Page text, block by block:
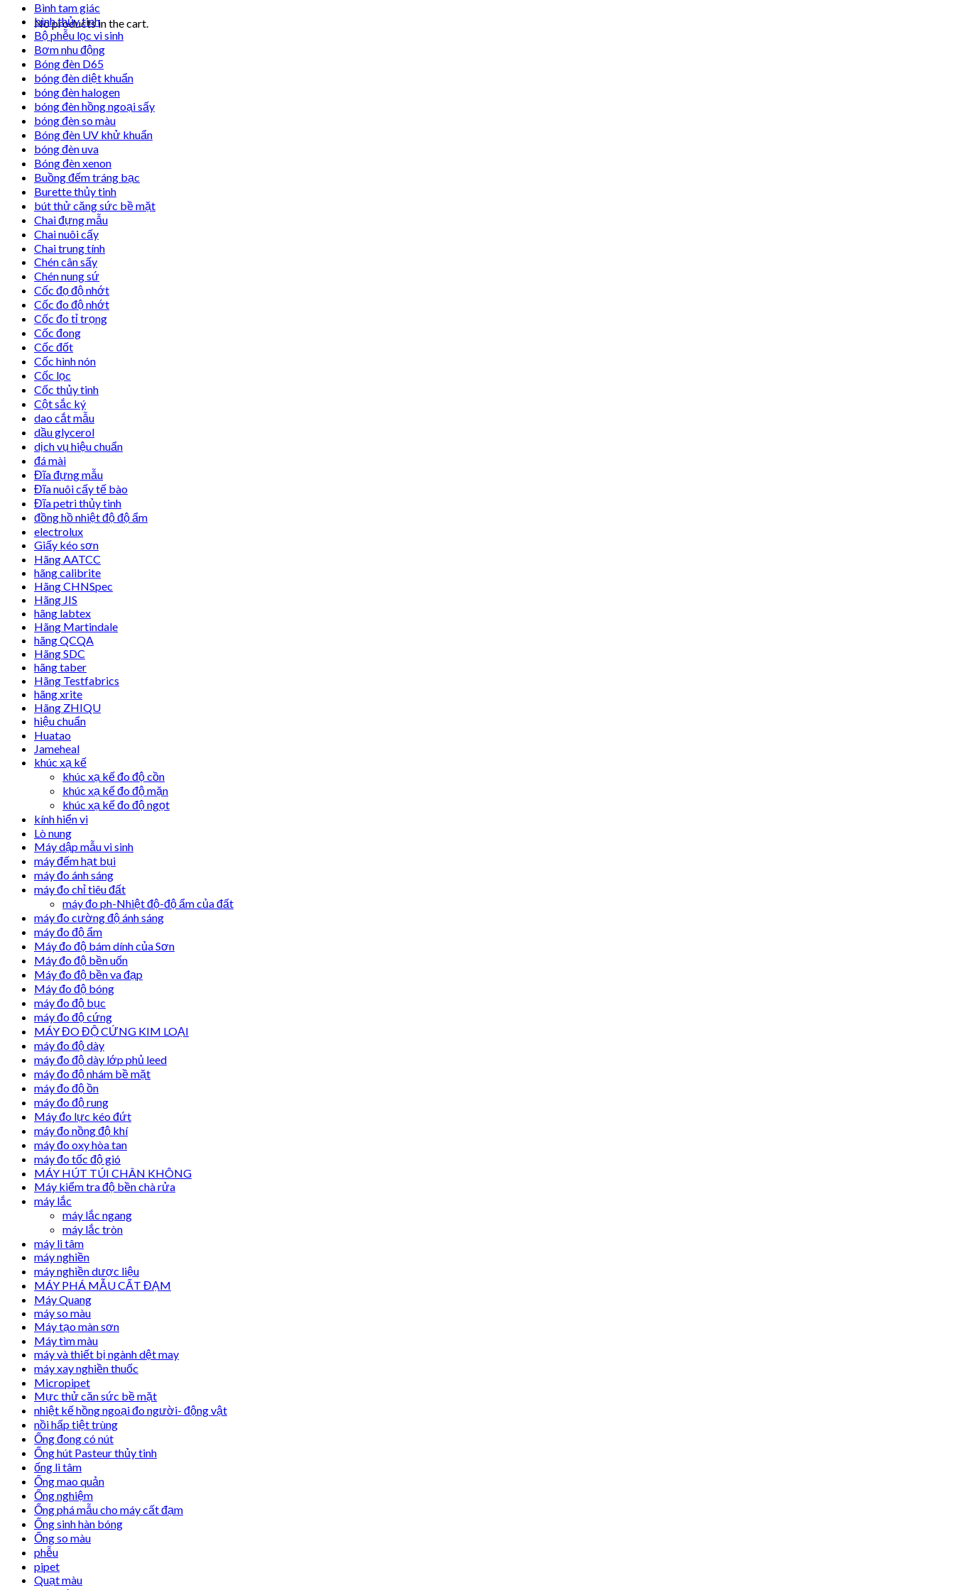
No products in the cart.
Bình tam giác
bình thủy tinh
Bộ phễu lọc vi sinh
Bơm nhu động
Bóng đèn D65
bóng đèn diệt khuẩn
bóng đèn halogen
bóng đèn hồng ngoại sấy
bóng đèn so màu
Bóng đèn UV khử khuẩn
bóng đèn uva
Bóng đèn xenon
Buồng đếm tráng bạc
Burette thủy tinh
bút thử căng sức bề mặt
Chai đựng mẫu
Chai nuôi cấy
Chai trung tính
Chén cân sấy
Chén nung sứ
Cốc đọ độ nhớt
Cốc đo độ nhớt
Cốc đo tỉ trọng
Cốc đong
Cốc đốt
Cốc hình nón
Cốc lọc
Cốc thủy tinh
Cột sắc ký
dao cắt mẫu
dầu glycerol
dịch vụ hiệu chuẩn
đá mài
Đĩa đựng mẫu
Đĩa nuôi cấy tế bào
Đĩa petri thủy tinh
đồng hồ nhiệt độ độ ẩm
electrolux
Giấy kéo sơn
Hãng AATCC
hãng calibrite
Hãng CHNSpec
Hãng JIS
hãng labtex
Hãng Martindale
hãng QCQA
Hãng SDC
hãng taber
Hãng Testfabrics
hãng xrite
Hãng ZHIQU
hiệu chuẩn
Huatao
Jameheal
khúc xạ kế
khúc xạ kế đo độ cồn
khúc xạ kế đo độ mặn
khúc xạ kế đo độ ngọt
kính hiển vi
Lò nung
Máy dập mẫu vi sinh
máy đếm hạt bụi
máy đo ánh sáng
máy đo chỉ tiêu đất
máy đo ph-Nhiệt độ-độ ẩm của đất
máy đo cường độ ánh sáng
máy đo độ ẩm
Máy đo độ bám dính của Sơn
Máy đo độ bền uốn
Máy đo độ bền va đạp
Máy đo độ bóng
máy đo độ bục
máy đo độ cứng
MÁY ĐO ĐỘ CỨNG KIM LOẠI
máy đo độ dày
máy đo độ dày lớp phủ leed
máy đo độ nhám bề mặt
máy đo độ ồn
máy đo độ rung
Máy đo lực kéo đứt
máy đo nồng độ khí
máy đo oxy hòa tan
máy đo tốc độ gió
MÁY HÚT TÚI CHÂN KHÔNG
Máy kiểm tra độ bền chà rửa
máy lắc
máy lắc ngang
máy lắc tròn
máy li tâm
máy nghiền
máy nghiền dược liệu
MÁY PHÁ MẪU CẤT ĐẠM
Máy Quang
máy so màu
Máy tạo màn sơn
Máy tìm màu
máy và thiết bị ngành dệt may
máy xay nghiền thuốc
Micropipet
Mực thử căn sức bề mặt
nhiệt kế hồng ngoại đo người- động vật
nồi hấp tiệt trùng
Ống đong có nút
Ống hút Pasteur thủy tinh
ống li tâm
Ống mao quản
Ống nghiệm
Ống phá mẫu cho máy cất đạm
Ống sinh hàn bóng
Ống so màu
phễu
pipet
Quạt màu